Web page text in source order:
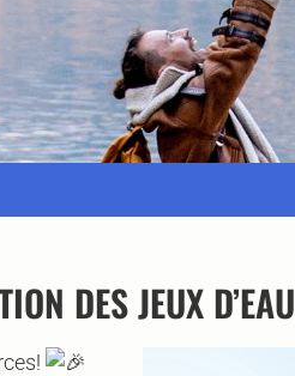
DES JEUX D’EAU